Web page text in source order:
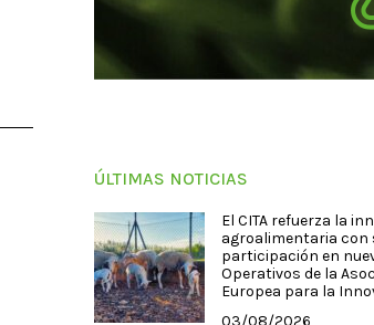
ÚLTIMAS NOTICIAS
El CITA refuerza la
agroalimentaria con
participación en
Operativos de la
Europea para la
03/08/2026